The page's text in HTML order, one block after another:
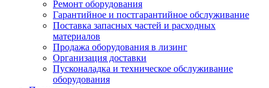
Ремонт оборудования
Гарантийное и постгарантийное обслуживание
Поставка запасных частей и расходных
материалов
Продажа оборудования в лизинг
Организация доставки
Пусконаладка и техническое обслуживание
оборудования